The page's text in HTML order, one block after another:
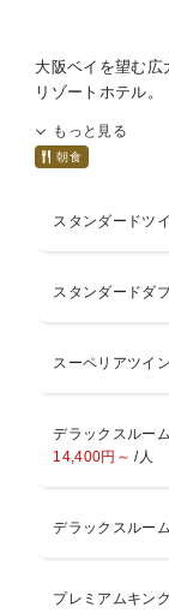
■駐車場は有料で
大阪ベイを望む広
リゾートホテル。
シティ駅まで1駅1
訪れた瞬間から非
朝からしっかり
【レストラン】3
≪リバーサイド
天然温泉の大浴
ウェアご着用でお
ください。
もっと見る
朝食
スタンダードツ
スタンダードダ
スーペリアツイ
デラックスルー
14,400円～ /人
デラックスルー
プレミアムキン